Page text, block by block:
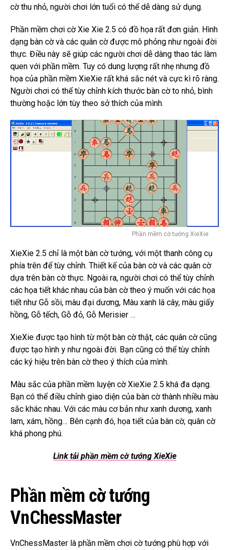
cờ thu nhỏ, người chơi lớn tuổi có thể dễ dàng sử dụng.
Phần mềm chơi cờ Xie Xie 2.5 có đồ họa rất đơn giản. Hình
dạng bàn cờ và các quân cờ được mô phỏng như ngoài đời
thực. Điều này sẽ giúp các người chơi dễ dàng thao tác làm
quen với phần mềm. Tuy có dung lượng rất nhẹ nhưng đồ
họa của phần mềm XieXie rất khá sắc nét và cực kì rõ ràng.
Người chơi có thể tùy chỉnh kích thước bàn cờ to nhỏ, bình
thường hoặc lớn tùy theo sở thích của mình.
Phần mềm cờ tướng XieXie
XieXie 2.5 chỉ là một bàn cờ tướng, với một thanh công cụ
phía trên để tùy chỉnh. Thiết kế của bàn cờ và các quân cờ
dựa trên bàn cờ thực. Ngoài ra, người chơi có thể tùy chỉnh
các họa tiết khác nhau của bàn cờ theo ý muốn với các họa
tiết như Gỗ sồi, màu đại dương, Màu xanh lá cây, màu giấy
hồng, Gỗ tếch, Gỗ đỏ, Gỗ Merisier …
XieXie được tạo hình từ một bàn cờ thật, các quân cờ cũng
được tạo hình y như ngoài đời. Bạn cũng có thể tùy chỉnh
các ký hiệu trên bàn cờ theo ý thích của mình.
Màu sắc của phần mềm luyện cờ XieXie 2.5 khá đa dạng.
Bạn có thể điều chỉnh giao diện của bàn cờ thành nhiều màu
sắc khác nhau. Với các màu cơ bản như xanh dương, xanh
lam, xám, hồng… Bên cạnh đó, họa tiết của bàn cờ, quân cờ
khá phong phú.
Link tải phần mềm cờ tướng XieXie
Phần mềm cờ tướng
VnChessMaster
VnChessMaster là phần mềm chơi cờ tướng phù hợp với